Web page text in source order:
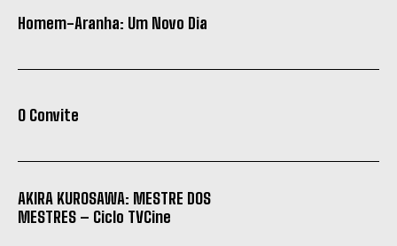
Homem-Aranha: Um Novo Dia
O Convite
AKIRA KUROSAWA: MESTRE DOS
MESTRES – Ciclo TVCine